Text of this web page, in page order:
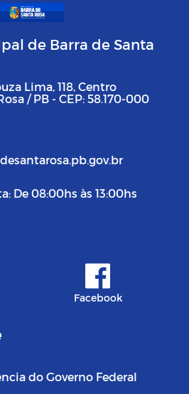
de Barra de Santa
Lima, 118, Centro
/ PB - CEP: 58.170-000
De 08:00hs às 13:00hs
Facebook
do Governo Federal